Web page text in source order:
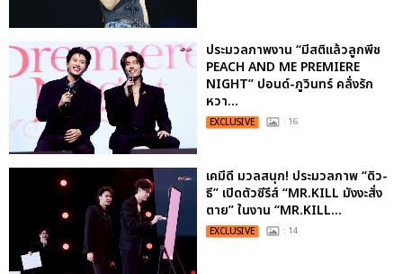
ประมวลภาพงาน “มีสติแล้วลูกพีช
PEACH AND ME PREMIERE
NIGHT” ปอนด์-ภูวินทร์ คลั่งรัก
หวา...
EXCLUSIVE : 16
เคมีดี มวลสนุก! ประมวลภาพ “ดิว-
ธี” เปิดตัวซีรีส์ “MR.KILL มังงะสั่ง
ตาย” ในงาน “MR.KILL...
EXCLUSIVE : 14